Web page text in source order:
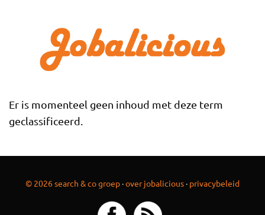
Er is momenteel geen inhoud met deze term
geclassificeerd.
© 2026 search & co groep ·over jobalicious · privacybeleid